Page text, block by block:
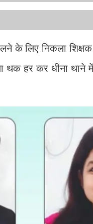
लिए निकला शिक्षक
थक हर कर धीना थाने